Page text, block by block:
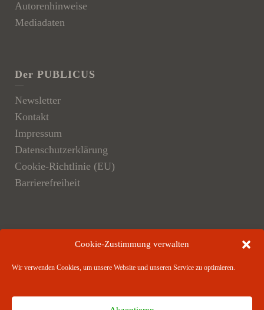
Cookie-Zustimmung verwalten
Wir verwenden Cookies, um unsere Website und unseren Service zu optimieren.
Autorenhinweise
Mediadaten
Der PUBLICUS
Newsletter
Kontakt
Impressum
Datenschutzerklärung
Cookie-Richtlinie (EU)
Barrierefreiheit